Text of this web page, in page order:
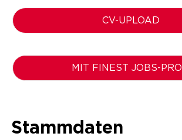
CV-UPLOAD
MIT FINEST JOBS-
Stammdaten